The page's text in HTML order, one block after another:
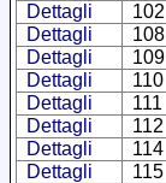
Dettagli
102
Dettagli
108
Dettagli
109
Dettagli
110
Dettagli
111
Dettagli
112
Dettagli
114
Dettagli
115